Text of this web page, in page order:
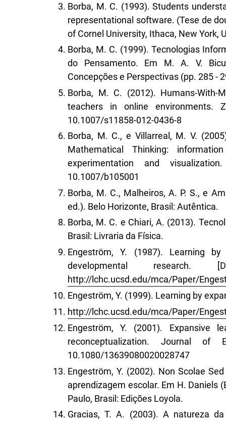
Borba, M. C. (1993). Students
representational software. (Tese de
of Cornel University, Ithaca, New York,
Borba, M. C. (1999). Tecnologias
do Pensamento. Em M. A. V.
Concepções e Perspectivas (pp. 285 -
Borba, M. C. (2012). Humans-With-
teachers in online environments.
10.1007/s11858-012-0436-8
Borba, M. C., e Villarreal, M. V.
Mathematical Thinking:
experimentation and
10.1007/b105001
Borba, M. C., Malheiros, A. P. S., e
ed.). Belo Horizonte, Brasil: Autêntica.
Borba, M. C. e Chiari, A. (2013).
Brasil: Livraria da Física.
Engeström, Y. (1987). Learning
developmental
http://lchc.ucsd.edu/mca/Paper/
Engeström, Y. (1999). Learning by
http://lchc.ucsd.edu/mca/Paper/
Engeström, Y. (2001). Expansive
reconceptualization. Journal of
10.1080/13639080020028747
Engeström, Y. (2002). Non Scolae
aprendizagem escolar. Em H. Daniels
Paulo, Brasil: Edições Loyola.
Gracias, T. A. (2003). A natureza